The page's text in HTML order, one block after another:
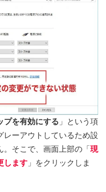
プを有効にする 」という項
レーアウトしているため設
そこで、画面上部の「 現
します 」をクリックしま